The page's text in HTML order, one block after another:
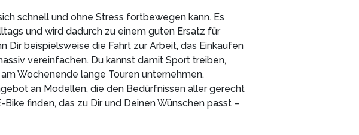
schnell und ohne Stress fortbewegen kann. Es
und wird dadurch zu einem guten Ersatz für
Dir beispielsweise die Fahrt zur Arbeit, das Einkaufen
vereinfachen. Du kannst damit Sport treiben,
Wochenende lange Touren unternehmen.
an Modellen, die den Bedürfnissen aller gerecht
finden, das zu Dir und Deinen Wünschen passt –